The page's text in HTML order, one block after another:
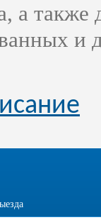
а также
и